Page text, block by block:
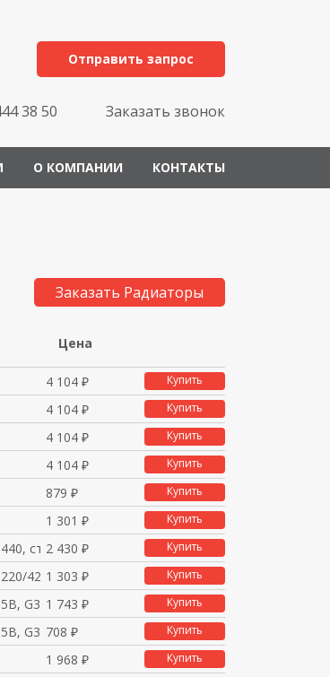
Отправить запрос
38 50 Заказать звонок
О КОМПАНИИ КОНТАКТЫ
Заказать Радиаторы
Цена
4 104 ₽ Купить
4 104 ₽ Купить
4 104 ₽ Купить
4 104 ₽ Купить
879 ₽ Купить
1 301 ₽ Купить
станд2 430 ₽ Купить
420, м1 303 ₽ Купить
G3NA-2
1 743 ₽ Купить
G3NA-2
708 ₽ Купить
1 968 ₽ Купить